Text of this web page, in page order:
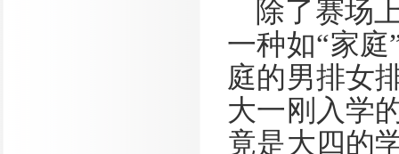
除了赛场
一种如“家
庭的男排女
大一刚入学
竟是大四的